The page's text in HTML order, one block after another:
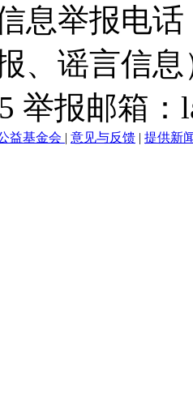
息举报电
、谣言信
举报邮箱
益基金会 | 意见与反馈 | 提供新